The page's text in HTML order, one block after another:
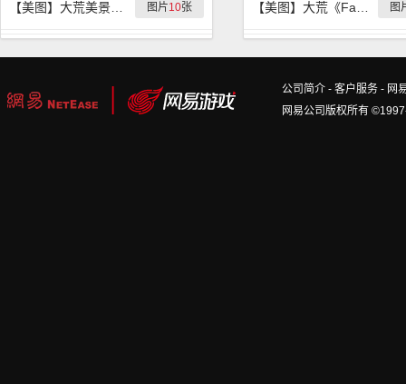
图片10张 图
公司简介 - 客户服务 - 网
网易公司版权所有